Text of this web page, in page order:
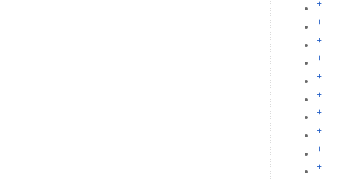
+
+
+
+
+
+
+
+
+
+